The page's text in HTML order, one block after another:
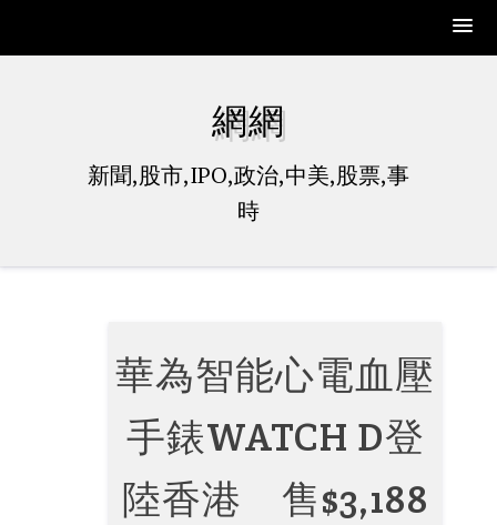
網網
新聞,股市,IPO,政治,中美,股票,事
時
華為智能心電血壓
手錶WATCH D登
陸香港 售$3,188